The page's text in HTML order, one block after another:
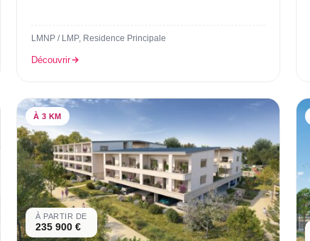
LMNP / LMP, Residence Principale
Découvrir
À 3 KM
À PARTIR DE
235 900 €